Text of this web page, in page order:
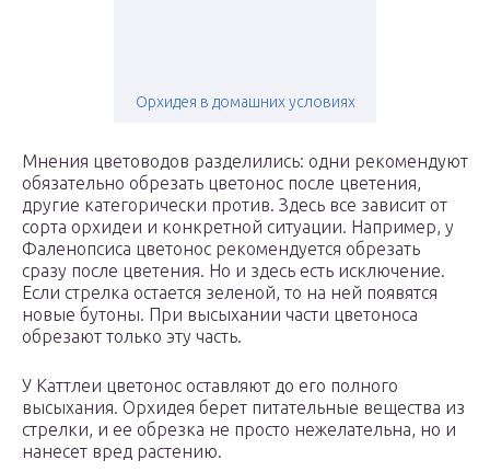
Орхидея в домашних условиях
Мнения цветоводов разделились: одни рекомендуют
обязательно обрезать цветонос после цветения,
другие категорически против. Здесь все зависит от
сорта орхидеи и конкретной ситуации. Например, у
Фаленопсиса цветонос рекомендуется обрезать
сразу после цветения. Но и здесь есть исключение.
Если стрелка остается зеленой, то на ней появятся
новые бутоны. При высыхании части цветоноса
обрезают только эту часть.
У Каттлеи цветонос оставляют до его полного
высыхания. Орхидея берет питательные вещества из
стрелки, и ее обрезка не просто нежелательна, но и
нанесет вред растению.